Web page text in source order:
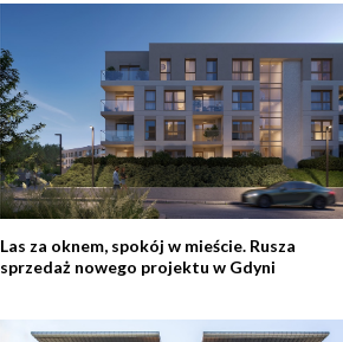
Las za oknem, spokój w mieście. Rusza
sprzedaż nowego projektu w Gdyni